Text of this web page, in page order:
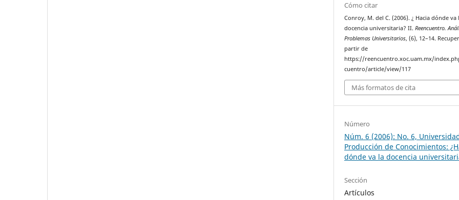
Cómo citar
Conroy, M. del C. (2006). ¿ Hacia dónde va
docencia universitaria? II.Reencuentro.
Problemas Universitarios, (6), 12–14.
partir de
https://reencuentro.xoc.uam.mx/
cuentro/article/view/117
Más formatos de cita
Número
Núm. 6 (2006): No. 6,
Producción de Conocimientos:
dónde va la docencia
Sección
Artículos